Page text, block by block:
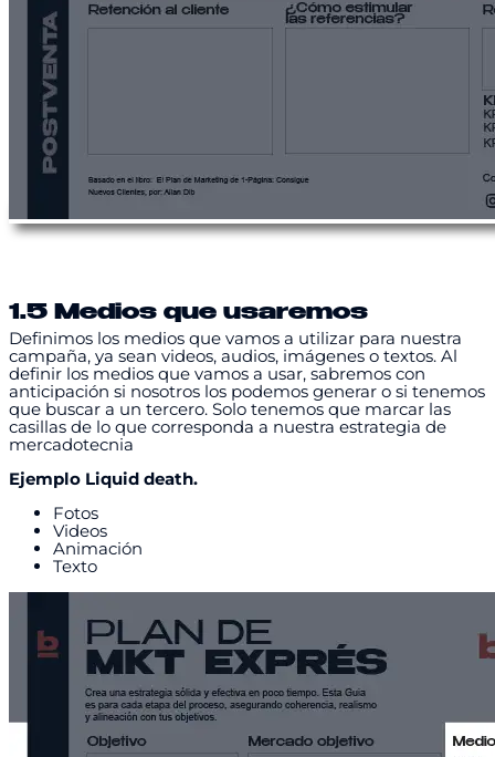
1.5 Medios que usaremos
Definimos los medios que vamos a utilizar para nuestra
campaña, ya sean videos, audios, imágenes o textos. Al
definir los medios que vamos a usar, sabremos con
anticipación si nosotros los podemos generar o si tenemos
que buscar a un tercero. Solo tenemos que marcar las
casillas de lo que corresponda a nuestra estrategia de
mercadotecnia
Ejemplo Liquid death.
Fotos
Videos
Animación
Texto